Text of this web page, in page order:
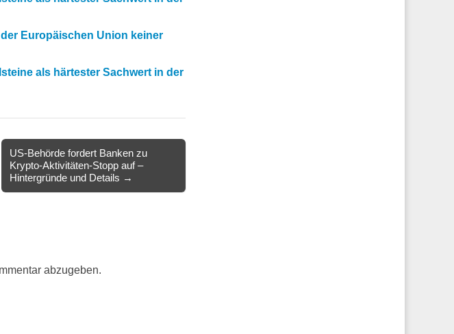
Europäischen Union keiner
als härtester Sachwert in der
US-Behörde fordert Banken zu
Krypto-Aktivitäten-Stopp auf –
Hintergründe und Details →
abzugeben.